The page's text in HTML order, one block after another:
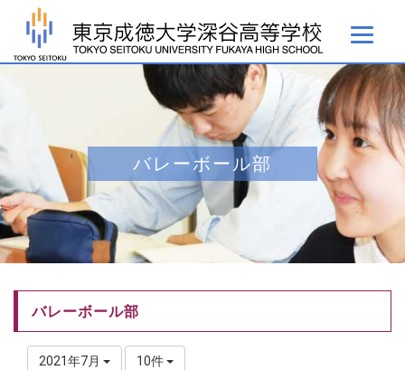
バレーボール部
バレーボール部
2021年7月 10件